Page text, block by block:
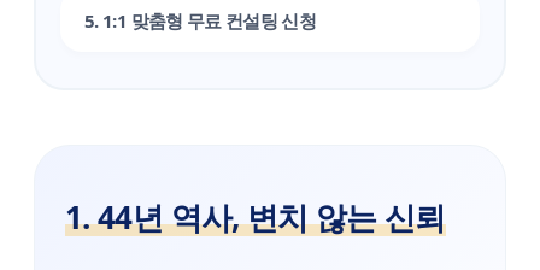
5. 1:1 맞춤형 무료 컨설팅 신청
1. 44년 역사, 변치 않는 신뢰